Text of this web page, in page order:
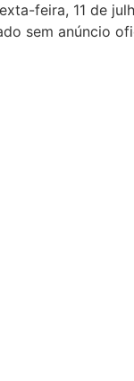
feira, 11 de
sem anúncio